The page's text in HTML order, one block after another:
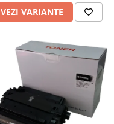
VEZI VARIANTE